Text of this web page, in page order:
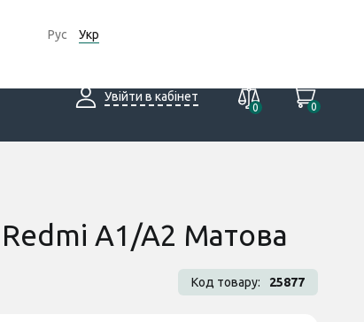
Рус Укр
Увійти в кабінет
0
0
A1/A2 Матова
Код товару: 25877